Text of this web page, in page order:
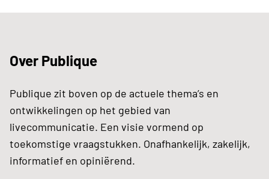
Over Publique
Publique zit boven op de actuele thema’s en
ontwikkelingen op het gebied van
livecommunicatie. Een visie vormend op
toekomstige vraagstukken. Onafhankelijk, zakelijk,
informatief en opiniërend.